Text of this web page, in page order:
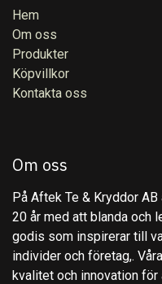
Hem
Om oss
Produkter
Köpvillkor
Kontakta oss
Om oss
På Aftek Te & Kryddor
20 år med att blanda och
godis som inspirerar till
individer och företag,.
kvalitet och innovation